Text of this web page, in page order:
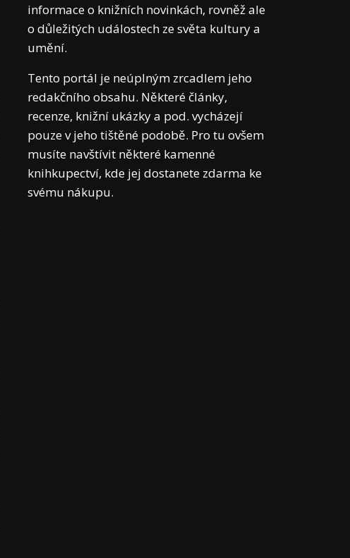
informace o knižních novinkách, rovněž ale
o důležitých událostech ze světa kultury a
umění.
Tento portál je neúplným zrcadlem jeho
redakčního obsahu. Některé články,
recenze, knižní ukázky a pod. vycházejí
pouze v jeho tištěné podobě. Pro tu ovšem
musíte navštívit některé kamenné
knihkupectví, kde jej dostanete zdarma ke
svému nákupu.